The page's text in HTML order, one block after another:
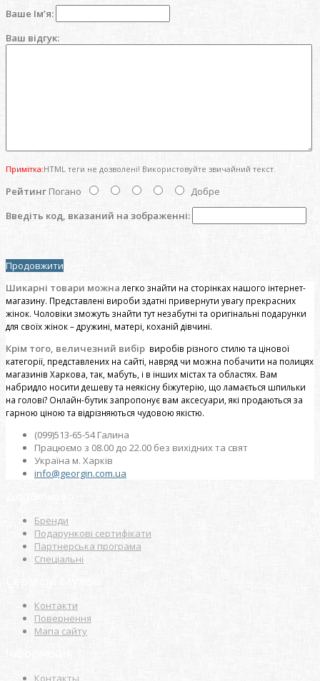
Ваше Ім’я:
Ваш відгук:
Примітка:HTML теги не дозволені! Використовуйте звичайний текст.
Рейтинг Погано
Добре
Введіть код, вказаний на зображенні:
Продовжити
Шикарні товари можна легко знайти на сторінках нашого інтернет-
магазину. Представлені вироби здатні привернути увагу прекрасних
жінок. Чоловіки зможуть знайти тут незабутні та оригінальні подарунки
для своїх жінок – дружині, матері, коханій дівчині.
Крім того, величезний вибір виробів різного стилю та цінової
категорії, представлених на сайті, навряд чи можна побачити на полицях
магазинів Харкова, так, мабуть, і в інших містах та областях. Вам
набридло носити дешеву та неякісну біжутерію, що ламається шпильки
на голові? Онлайн-бутик запропонує вам аксесуари, які продаються за
гарною ціною та відрізняються чудовою якістю.
(099)513-65-54 Галина
Працюємо з 08.00 до 22.00 без вихідних та свят
Україна м. Харків
info@georgin.com.ua
Бренди
Подарункові сертифікати
Партнерська програма
Спеціальні
Контакти
Повернення
Мапа сайту
Контакты